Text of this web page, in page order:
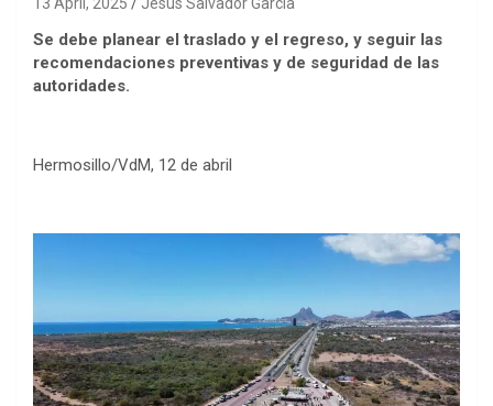
13 April, 2025 Jesus Salvador Garcia
Se debe planear el traslado y el regreso, y seguir las
recomendaciones preventivas y de seguridad de las
autoridades.
Hermosillo/VdM, 12 de abril